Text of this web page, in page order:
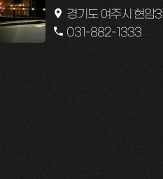
경기도 여주시 현암3
031-882-1333